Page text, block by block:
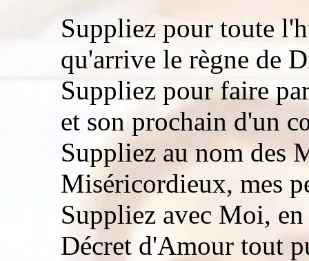
Suppliez pour toute
qu'arrive le règne de
Suppliez pour faire
et son prochain d'un
Suppliez au nom des
Miséricordieux, mes
Suppliez avec Moi,
Décret d'Amour tout